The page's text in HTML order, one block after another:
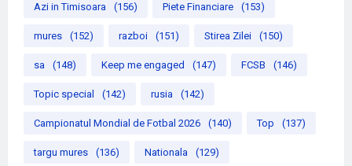
Azi in Timisoara (156) Piete Financiare (153)
mures (152) razboi (151) Stirea Zilei (150)
sa (148) Keep me engaged (147) FCSB (146)
Topic special (142) rusia (142)
Campionatul Mondial de Fotbal 2026 (140) Top (137)
targu mures (136) Nationala (129)